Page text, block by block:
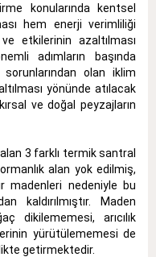
konularında kentsel
hem enerji verimliliği
etkilerinin azaltılması
adımların başında
sorunlarından olan iklim
yönünde atılacak
ve doğal peyzajların
3 farklı termik santral
alan yok edilmiş,
madenleri nedeniyle bu
kaldırılmıştır. Maden
dikilememesi, arıcılık
yürütülememesi de
getirmektedir.